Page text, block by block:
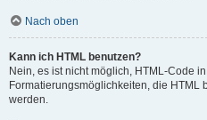
Nach oben
Kann ich HTML benutzen?
Nein, es ist nicht möglich, HTML-Code
Formatierungsmöglichkeiten, die HTML
werden.